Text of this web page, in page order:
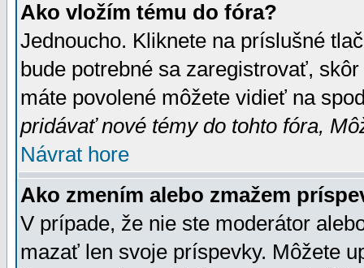
Ako vložím tému do fóra?
Jednoucho. Kliknete na príslušné
bude potrebné sa zaregistrovať,
máte povolené môžete vidieť na
pridávať nové témy do tohto fóra,
Návrat hore
Ako zmením alebo zmažem
V prípade, že nie ste moderátor
mazať len svoje príspevky. Môžete